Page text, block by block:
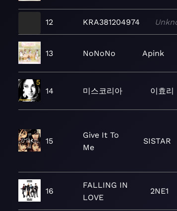
12 KRA381204974
13 NoNoNo Apink
14 미스코리아 이효리
15
Give It To
Me
SISTAR
16
FALLING IN
LOVE
2NE1